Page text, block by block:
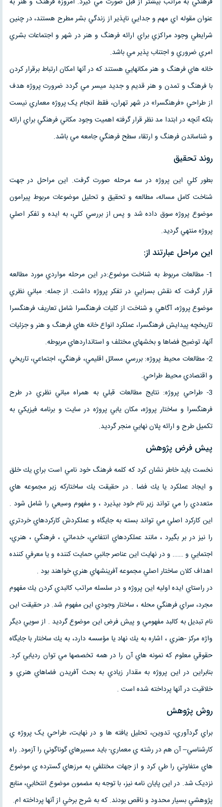
عنوان مقوله اي مهم و جدايي ناپذير از زندگي بشر مطرح هستند، در چنين
شرايطي وجود مراکزي براي ارائه فرهنگ و هنر در شهر و اجتماعات بشري
امري ضروري و اجتناب پذير مي باشد.
خانه هاي فرهنگ و هنر مکانهايي هستند که در آنها امکان ارتباط برقرار کردن
با فرهنگ و تمدن و هنر قديم و جديد ميسر مي گردد ضرورت پروژه هدف
از طراحي «فرهنگسرا» در شهر تهران، فقط انجام يک پروژه معماري نيست
بلکه آنچه در ابتدا مد نظر قرار گرفته اهميت وجود مکاني فرهنگي براي ارائه
و شناساندن فرهنگ و ارتقاء سطح فرهنگي جامعه مي باشد.
روند تحقيق
بطور کلي اين پروژه در سه مرحله صورت گرفت. اين مراحل در جهت
شناخت کامل مساله، مطالعه و تحقيق و تحليل موضوعات مربوط پيرامون
موضوع پروژه سوق داده شد و پس از بررسي کلي، به ايده و تفکر اصلي
پروژه منتهي گرديد.
اين مراحل عبارتند از:
1- مطالعات مربوط به شناخت موضوع:در اين مرحله مواردي مورد مطالعه
قرار گرفت که نقش بسزايي در تفکر پروژه داشت. از جمله: مباني نظري
موضوع پروژه، آگاهي و شناخت از کليات فرهنگسرا شامل تعاريف فرهنگسرا
تاريخچه پيدايش فرهنگسرا، عملکرد انواع خانه هاي فرهنگ و هنر و جزئيات
آنها، توضيح فضاها و بخشهاي مختلف و استانداردهاي مربوطه.
2- مطالعات محيط پروژه: بررسي مسائل اقليمي، فرهنگي، اجتماعي، تاريخي
و اقتصادي محيط طراحي.
3- طراحي پروژه: نتايج مطالعات قبلي به همراه مباني نظري در طرح
فرهنگسرا و ساختار پروژه، مکان يابي پروژه در سايت و برنامه فيزيکي به
تکميل طرح و ارائه پلان نهايي منجر گرديد.
پيش فرض پژوهش
نخست بايد خاطر نشان كرد كه كلمه فرهنگ خود نامي است براي يك خلق
و ايجاد عملكرد يا يك فضا . در حقيقت يك ساختاركه زير مجموعه هاي
متعددي را مي تواند زير نام خود بپذيرد ، و مفهوم وسيعي را شامل شود .
اين كاركرد اصلي مي تواند بسته به جايگاه و عملكردش كاركردهاي خردتري
را نيز در بر بگيرد ، مانند عملكردهاي انتفاعي، خدماتي ، فرهنگي ، هنري،
اجتمايي و ……. و در نهايت اين عناصر جانبي حمايت كننده و يا معرفي كننده
اهداف كلان ساختار اصلي مجموعه آفرينشهاي هنري خواهند بود .
در راستاي ايده اوليه اين پروژه و در سلسله مراتب كالبدي كردن يك مفهوم
مجرد، سراي فرهنگي محله ، ساختار وجودي اين مفهوم شد. در حقيقت اين
نام تبديل به كالبد مفهومي و پيش فرض اين موضوع گرديد . از سويي ديگر
واژه مرکز -هنري ، اشاره به يك نهاد يا مؤسسه دارد، به يك ساختار با جايگاه
حقوقي معلوم كه نمونه هاي آن را در همه تخصصها مي توان رديابي كرد.
بنابراين در اين پروژه به مقدار زيادي به بحث آفريدن فضاهاي هنري و
خلاقيت در آنها پرداخته شده است .
روش پژوهش
براي گردآوري، تدوين، تحليل يافته ها و در نهايت، طراحي يک پروژه ي
کارشناسي– آن هم در رشته ي معماري- بايد مسيرهاي گوناگوني را آزمود. راه
هاي متفاوتي را طي کرد و از جهات مختلفي به مرزهاي گسترده ي موضوع
نزديک شد. در اين پايان نامه نيز، با توجه به مضمون موضوع انتخابي، منابع
پژوهشي بسيار محدود و ناقص بودند. که به شرح برخي از آنها پرداخته ام.